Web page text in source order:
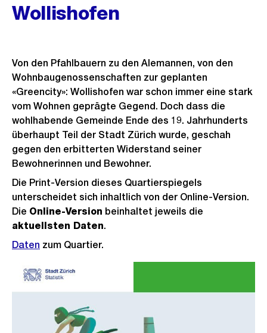
Wollishofen
Von den Pfahlbauern zu den Alemannen, von den
Wohnbaugenossenschaften zur geplanten
«Greencity»: Wollishofen war schon immer eine stark
vom Wohnen geprägte Gegend. Doch dass die
wohlhabende Gemeinde Ende des 19. Jahrhunderts
überhaupt Teil der Stadt Zürich wurde, geschah
gegen den erbitterten Widerstand seiner
Bewohnerinnen und Bewohner.
Die Print-Version dieses Quartierspiegels
unterscheidet sich inhaltlich von der Online-Version.
Die Online-Version beinhaltet jeweils die
aktuellsten Daten.
Daten zum Quartier.